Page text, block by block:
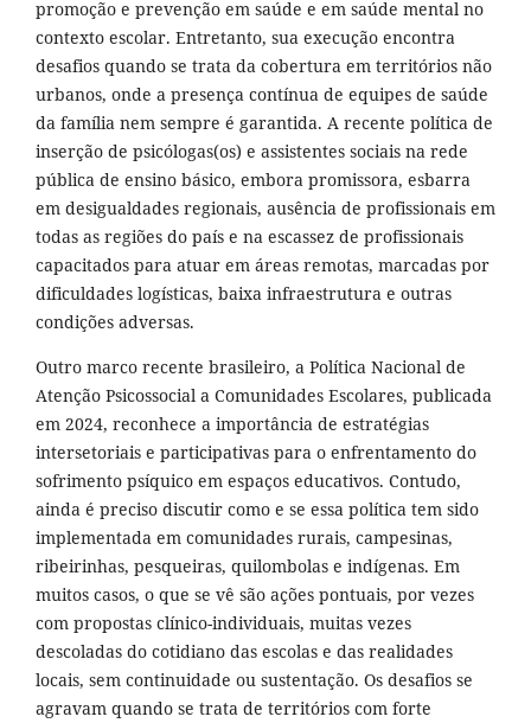
promoção e prevenção em saúde e em saúde mental no
contexto escolar. Entretanto, sua execução encontra
desafios quando se trata da cobertura em territórios não
urbanos, onde a presença contínua de equipes de saúde
da família nem sempre é garantida. A recente política de
inserção de psicólogas(os) e assistentes sociais na rede
pública de ensino básico, embora promissora, esbarra
em desigualdades regionais, ausência de profissionais em
todas as regiões do país e na escassez de profissionais
capacitados para atuar em áreas remotas, marcadas por
dificuldades logísticas, baixa infraestrutura e outras
condições adversas.
Outro marco recente brasileiro, a Política Nacional de
Atenção Psicossocial a Comunidades Escolares, publicada
em 2024, reconhece a importância de estratégias
intersetoriais e participativas para o enfrentamento do
sofrimento psíquico em espaços educativos. Contudo,
ainda é preciso discutir como e se essa política tem sido
implementada em comunidades rurais, campesinas,
ribeirinhas, pesqueiras, quilombolas e indígenas. Em
muitos casos, o que se vê são ações pontuais, por vezes
com propostas clínico-individuais, muitas vezes
descoladas do cotidiano das escolas e das realidades
locais, sem continuidade ou sustentação. Os desafios se
agravam quando se trata de territórios com forte